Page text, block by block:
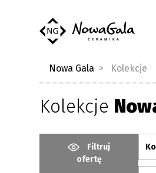
Nowa Gala Kolekcje
Kolekcje
Filtruj
ofertę